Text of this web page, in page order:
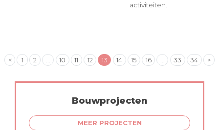
activiteiten.
< 1 2 10 11 12 13 14 15 16 33 34 >
Bouwprojecten
MEER PROJECTEN